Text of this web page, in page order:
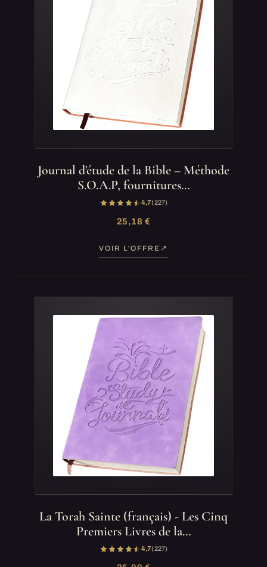
Journal d'étude de la Bible – Méthode
S.O.A.P, fournitures…
4,7(227)
25,18 €
VOIR L'OFFRE
La Torah Sainte (français) - Les Cinq
Premiers Livres de la…
4,7(227)